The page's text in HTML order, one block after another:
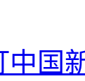
中国